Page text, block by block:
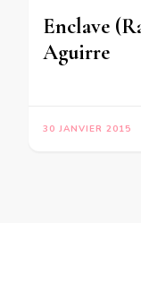
Enclave
Aguirre
30 JANVIER 2015